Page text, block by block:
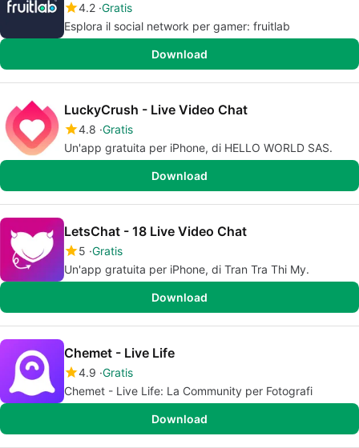
4.2 Gratis
Esplora il social network per gamer: fruitlab
Download
LuckyCrush - Live Video Chat
4.8 Gratis
Un'app gratuita per iPhone, di HELLO WORLD SAS.
Download
LetsChat - 18 Live Video Chat
5 Gratis
Un'app gratuita per iPhone, di Tran Tra Thi My.
Download
Chemet - Live Life
4.9 Gratis
Chemet - Live Life: La Community per Fotografi
Download